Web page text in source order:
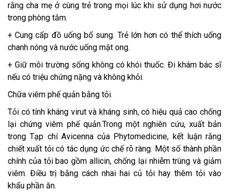
rằng cha mẹ ở cùng trẻ trong mọi lúc khi sử dụng hơi nước
trong phòng tắm.
+ Cung cấp đồ uống bổ sung. Trẻ lớn hơn có thể thích uống
chanh nóng và nước uống mật ong.
+ Giữ môi trường sống không có khói thuốc. Đi khám bác sĩ
nếu có triệu chứng nặng và không khỏi.
Chữa viêm phế quản bằng tỏi.
Tỏi có tính kháng virut và kháng sinh, có hiệu quả cao chống
lại chứng viêm phế quản.Trong một nghiên cứu, xuất bản
trong Tạp chí Avicenna của Phytomedicine, kết luận rằng
chiết xuất tỏi có tác dụng ức chế rõ ràng. Một số thành phần
chính của tỏi bao gồm allicin, chống lại nhiễm trùng và giảm
viêm. Điều trị bằng cách nhai hai củ tỏi hay thêm tỏi vào
khẩu phần ăn.